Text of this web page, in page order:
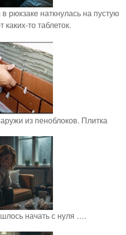
рюкзаке наткнулась на пустую
каких-то таблеток.
из пеноблоков. Плитка
начать с нуля ….